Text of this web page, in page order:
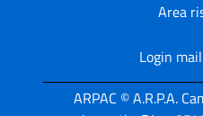
Area
Login
ARPAC © A.R.P.A.